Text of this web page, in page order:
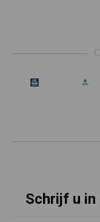
Schrijf u